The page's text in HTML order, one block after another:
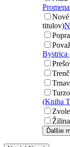
titulov)
Bystrica
(Kniha
Ďalšie